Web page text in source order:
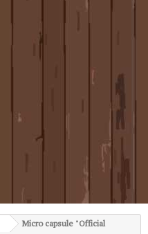
Micro capsule "Official